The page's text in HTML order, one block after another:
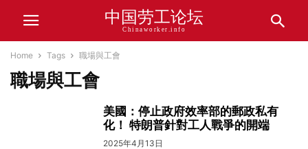
中国劳工论坛
Chinaworker.info
Home Tags 職場與工會
職場與工會
美國：停止政府效率部的郵政私有
化！ 特朗普針對工人戰爭的開端
2025年4月13日